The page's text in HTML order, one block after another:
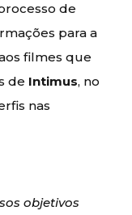
de
para a
filmes que
de Intimus, no
nas
objetivos